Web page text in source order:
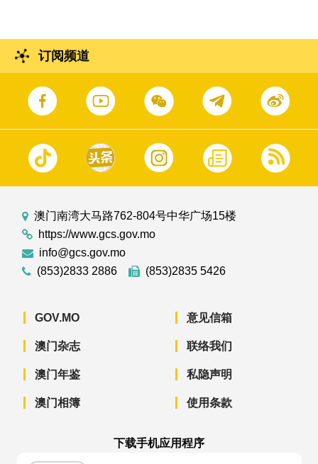
订阅频道
澳门南湾大马路762-804号中华广场15楼
https://www.gcs.gov.mo
info@gcs.gov.mo
(853)2833 2886
(853)2835 5426
GOV.MO
澳门杂志
澳门年鉴
澳门相簿
意见信箱
联络我们
私隐声明
使用条款
下载手机应用程序